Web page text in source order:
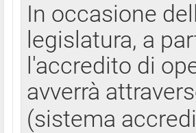
In occasione
legislatura, a
l'accredito di
avverrà
(sistema